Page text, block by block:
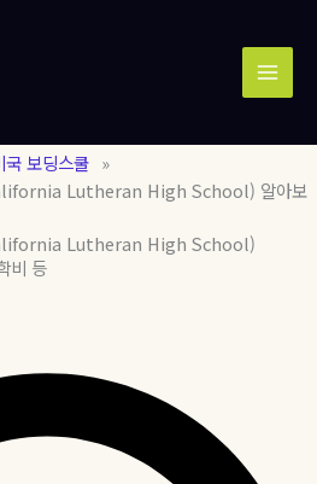
국 보딩스쿨 »
Lutheran High School) 알아보
Lutheran High School)
비 등